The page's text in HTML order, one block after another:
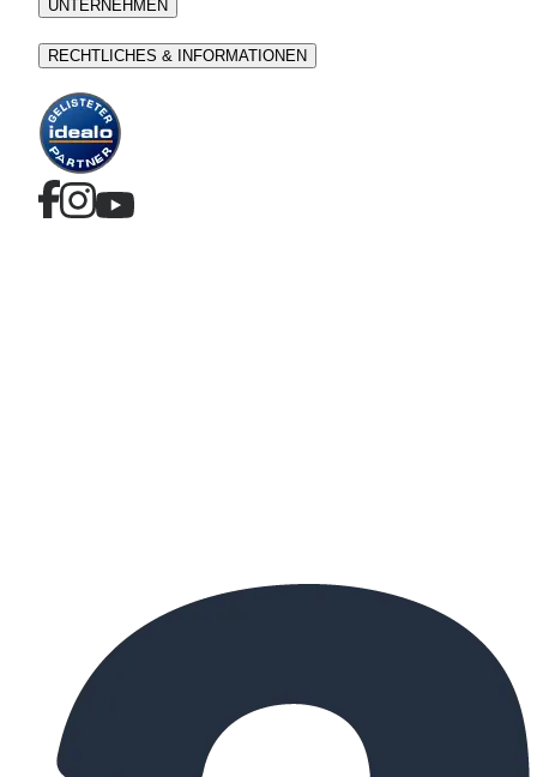
UNTERNEHMEN
RECHTLICHES & INFORMATIONEN